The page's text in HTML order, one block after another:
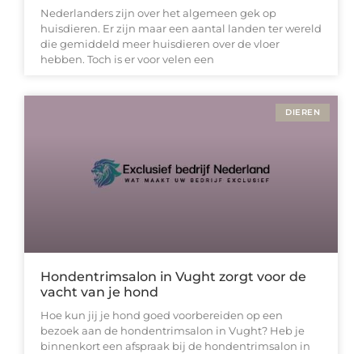
Nederlanders zijn over het algemeen gek op
huisdieren. Er zijn maar een aantal landen ter wereld
die gemiddeld meer huisdieren over de vloer
hebben. Toch is er voor velen een
DIEREN
Hondentrimsalon in Vught zorgt voor de
vacht van je hond
Hoe kun jij je hond goed voorbereiden op een
bezoek aan de hondentrimsalon in Vught? Heb je
binnenkort een afspraak bij de hondentrimsalon in